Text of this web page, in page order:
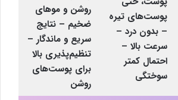
پوست‌های تیره
– بدون درد –
سرعت بالا –
احتمال کمتر
سوختگی
روشن و موهای
ضخیم – نتایج
سریع و ماندگار –
تنظیم‌پذیری بالا
برای پوست‌های
روشن